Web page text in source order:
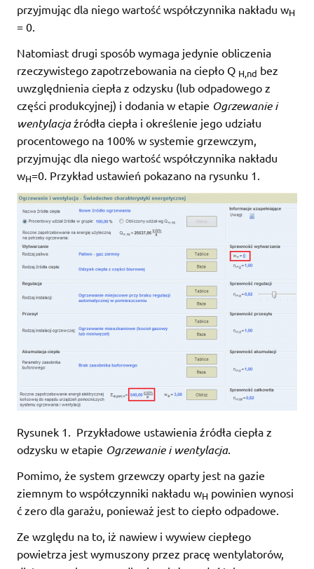
przyjmując dla niego wartość współczynnika nakładu wH
= 0.
Natomiast drugi sposób wymaga jedynie obliczenia
rzeczywistego zapotrzebowania na ciepło Q H,nd bez
uwzględnienia ciepła z odzysku (lub odpadowego z
części produkcyjnej) i dodania w etapie Ogrzewanie i
wentylacjaźródła ciepła i określenie jego udziału
procentowego na 100% w systemie grzewczym,
przyjmując dla niego wartość współczynnika nakładu
wH=0. Przykład ustawień pokazano na rysunku 1.
Rysunek 1. Przykładowe ustawienia źródła ciepła z
odzysku w etapie Ogrzewanie i wentylacja.
Pomimo, że system grzewczy oparty jest na gazie
ziemnym to współczynniki nakładu wH powinien wynosi
ć zero dla garażu, ponieważ jest to ciepło odpadowe.
Ze względu na to, iż nawiew i wywiew ciepłego
powietrza jest wymuszony przez pracę wentylatorów,